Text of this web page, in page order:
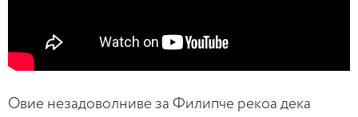
Овие незадоволниве за Филипче рекоа дека